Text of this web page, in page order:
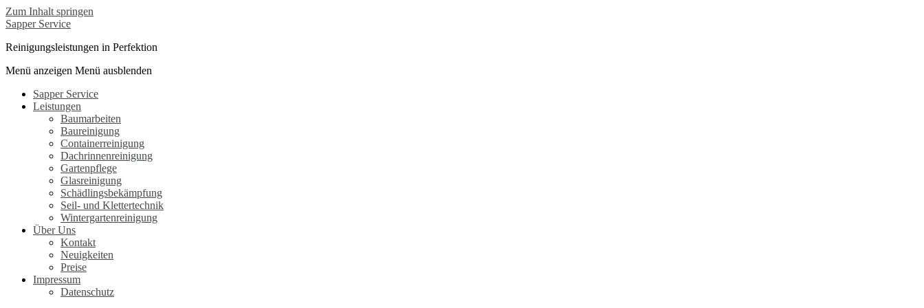
Zum Inhalt springen
Sapper Service
Reinigungsleistungen in Perfektion
Menü anzeigen Menü ausblenden
Sapper Service
Leistungen
Baumarbeiten
Baureinigung
Containerreinigung
Dachrinnenreinigung
Gartenpflege
Glasreinigung
Schädlingsbekämpfung
Seil- und Klettertechnik
Wintergartenreinigung
Über Uns
Kontakt
Neuigkeiten
Preise
Impressum
Datenschutz